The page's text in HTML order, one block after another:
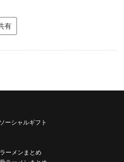
有
ソーシャルギフト
ーメンまとめ